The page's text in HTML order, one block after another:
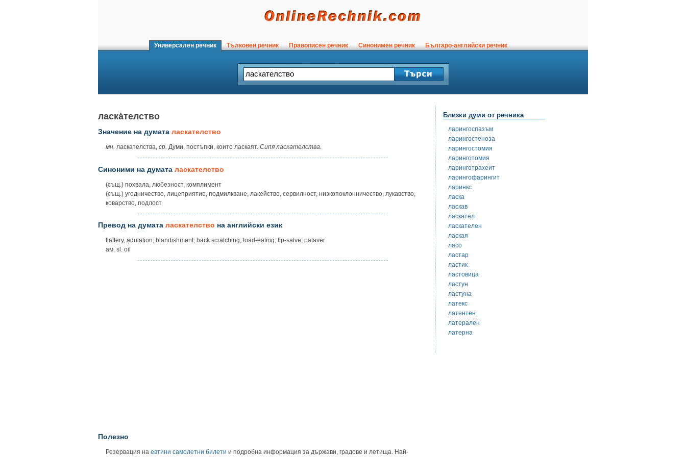
Универсален речник Тълковен речник Правописен речник Синонимен речник Българо-английски речник
ласка̀телство
Значение на думата ласкателство
мн. ласкателства, ср. Думи, постъпки, които ласкаят. Сипя ласкателства.
Синоними на думата ласкателство
(същ.) похвала, любезност, комплимент
(същ.) угодничество, лицеприятие, подмилкване, лакейство, сервилност, низкопоклонничество, лукавство,
коварство, подлост
Превод на думата ласкателство на английски език
flattery, adulation; blandishment; back scratching; toad-eating; lip-salve; palaver
ам. sl. oil
Полезно
Резервация на евтини самолетни билети и подробна информация за държави, градове и летища. Най-
Близки думи от речника
ларингоспазъм
ларингостеноза
ларингостомия
ларинготомия
ларинготрахеит
ларингофарингит
ларинкс
ласка
ласкав
ласкател
ласкателен
лаская
ласо
ластар
ластик
ластовица
ластун
ластуна
латекс
латентен
латерален
латерна